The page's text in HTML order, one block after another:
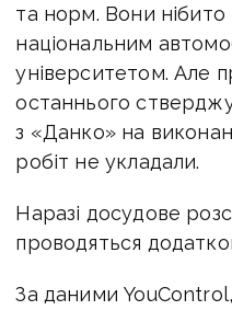
та норм. Вони нібито
національним
університетом. Але
останнього
з «Данко» на
робіт не укладали.
Наразі досудове
проводяться
За даними